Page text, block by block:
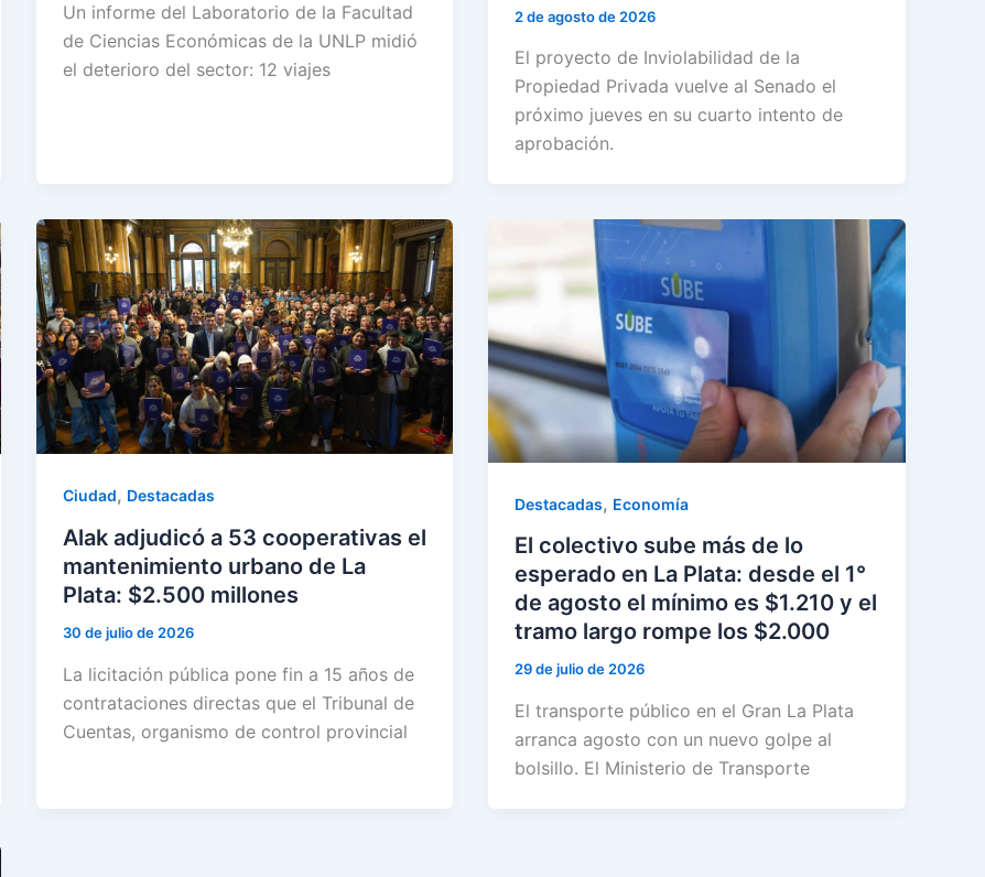
Un informe del Laboratorio de la Facultad
de Ciencias Económicas de la UNLP midió
el deterioro del sector: 12 viajes
2 de agosto de 2026
El proyecto de Inviolabilidad de la
Propiedad Privada vuelve al Senado el
próximo jueves en su cuarto intento de
aprobación.
Ciudad, Destacadas
Alak adjudicó a 53 cooperativas el
mantenimiento urbano de La
Plata: $2.500 millones
30 de julio de 2026
La licitación pública pone fin a 15 años de
contrataciones directas que el Tribunal de
Cuentas, organismo de control provincial
Destacadas, Economía
El colectivo sube más de lo
esperado en La Plata: desde el 1°
de agosto el mínimo es $1.210 y el
tramo largo rompe los $2.000
29 de julio de 2026
El transporte público en el Gran La Plata
arranca agosto con un nuevo golpe al
bolsillo. El Ministerio de Transporte